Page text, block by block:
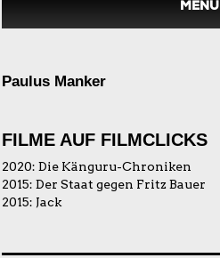
MENÜ
Paulus Manker
FILME AUF FILMCLICKS
2020: Die Känguru-Chroniken
2015: Der Staat gegen Fritz Bauer
2015: Jack